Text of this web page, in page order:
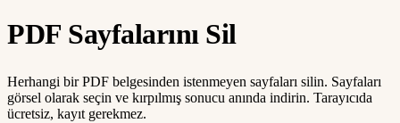
PDF Sayfalarını Sil
Herhangi bir PDF belgesinden istenmeyen sayfaları silin. Sayfaları
görsel olarak seçin ve kırpılmış sonucu anında indirin. Tarayıcıda
ücretsiz, kayıt gerekmez.